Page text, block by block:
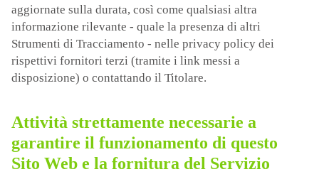
aggiornate sulla durata, così come qualsiasi altra
informazione rilevante - quale la presenza di altri
Strumenti di Tracciamento - nelle privacy policy dei
rispettivi fornitori terzi (tramite i link messi a
disposizione) o contattando il Titolare.
Attività strettamente necessarie a
garantire il funzionamento di questo
Sito Web e la fornitura del Servizio